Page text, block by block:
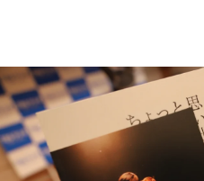
お知らせ
イベント・グッズ
会社情報